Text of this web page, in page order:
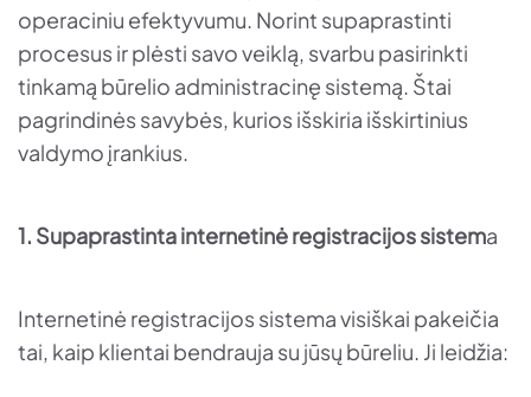
operaciniu efektyvumu. Norint supaprastinti
procesus ir plėsti savo veiklą, svarbu pasirinkti
tinkamą būrelio administracinę sistemą. Štai
pagrindinės savybės, kurios išskiria išskirtinius
valdymo įrankius.
1. Supaprastinta internetinė registracijos sistema
Internetinė registracijos sistema visiškai pakeičia
tai, kaip klientai bendrauja su jūsų būreliu. Ji leidžia: